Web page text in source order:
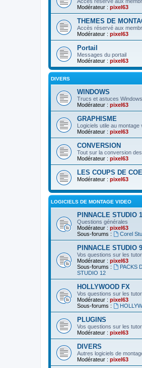
Modérateur : pixel63
THEMES DE
Accès réservé aux
Modérateur : pixel63
Portail
Messages du portail
Modérateur : pixel63
DIVERS
WINDOWS
Trucs et astuces Windows
Modérateur : pixel63
GRAPHISME
Logiciels utile au montage
Modérateur : pixel63
CONVERSION
Tout sur la conversion
Modérateur : pixel63
LES COUPS DE
Modérateur : pixel63
LOGICIELS DE MONTAGE VIDEO
PINNACLE STUDIO
Questions générales
Modérateur : pixel63
Sous-forums :
Corel
PINNACLE STUDIO
Vos questions sur les
Modérateur : pixel63
Sous-forums :
PACKS
STUDIO 12
HOLLYWOOD FX
Vos questions sur les
Modérateur : pixel63
Sous-forums :
PLUGINS
Vos questions sur les
Modérateur : pixel63
DIVERS
Autres logiciels de
Modérateur : pixel63